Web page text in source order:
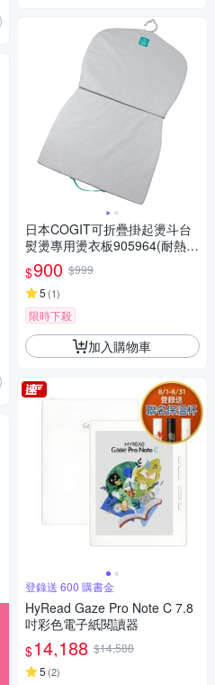
日本COGIT可折疊掛起燙斗台
熨燙專用燙衣板905964(耐熱柔
軟但不可水洗)燙衣版熨衣板本
$900 $999
5 (1)
限時下殺
加入購物車
登錄送 600 購書金
HyRead Gaze Pro Note C 7.8
吋彩色電子紙閱讀器
$14,188 $14,588
5 (2)